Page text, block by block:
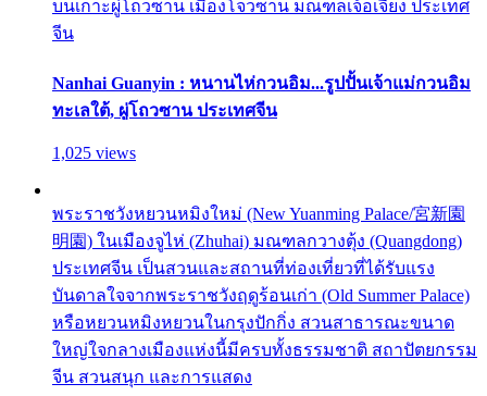
บนเกาะผู่โถวซาน เมืองโจวซาน มณฑลเจ้อเจียง ประเทศ
จีน
Nanhai Guanyin : หนานไห่กวนอิม...รูปปั้นเจ้าแม่กวนอิม
ทะเลใต้, ผู่โถวซาน ประเทศจีน
1,025 views
พระราชวังหยวนหมิงใหม่ (New Yuanming Palace/宮新園
明園) ในเมืองจูไห่ (Zhuhai) มณฑลกวางตุ้ง (Quangdong)
ประเทศจีน เป็นสวนและสถานที่ท่องเที่ยวที่ได้รับแรง
บันดาลใจจากพระราชวังฤดูร้อนเก่า (Old Summer Palace)
หรือหยวนหมิงหยวนในกรุงปักกิ่ง สวนสาธารณะขนาด
ใหญ่ใจกลางเมืองแห่งนี้มีครบทั้งธรรมชาติ สถาปัตยกรรม
จีน สวนสนุก และการแสดง